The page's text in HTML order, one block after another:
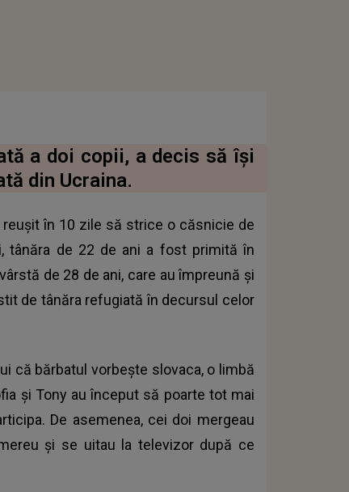
a doi copii, a decis să își
din Ucraina.
în 10 zile să strice o căsnicie de
tânăra de 22 de ani a fost primită în
de 28 de ani, care au împreună și
de tânăra refugiată în decursul celor
că bărbatul vorbește slovaca, o limbă
și Tony au început să poarte tot mai
De asemenea, cei doi mergeau
şi se uitau la televizor după ce